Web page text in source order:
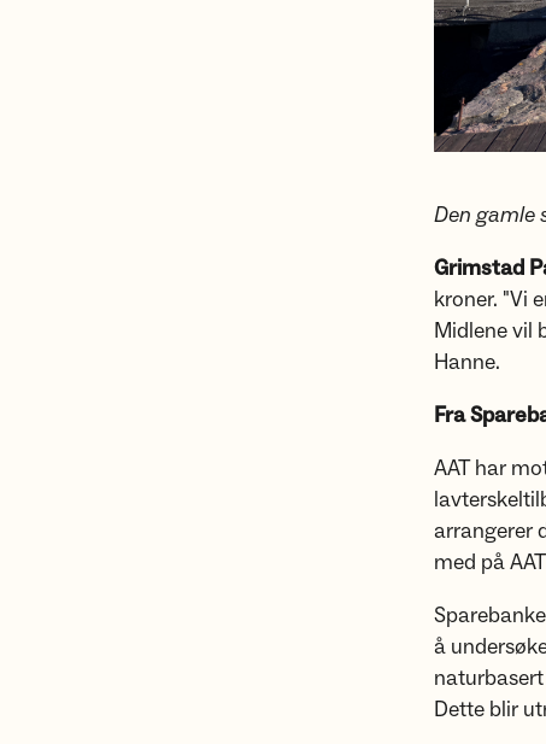
Den gamle
Grimstad
kroner. "Vi
Midlene vil
Hanne.
Fra
AAT har
arrangerer
med på
å
Dette blir